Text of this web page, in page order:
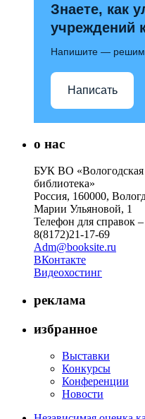
Знаете, как
учреждений
Напишите —
Написать
о нас
БУК ВО «Вологодская
библиотека»
Россия, 160000,
Марии Ульяновой, 1
Телефон для справок –
8(8172)21-17-69
Adm@booksite.ru
ВКонтакте
Видеохостинг
реклама
избранное
Выставки
Конкурсы
Конференции
Новости